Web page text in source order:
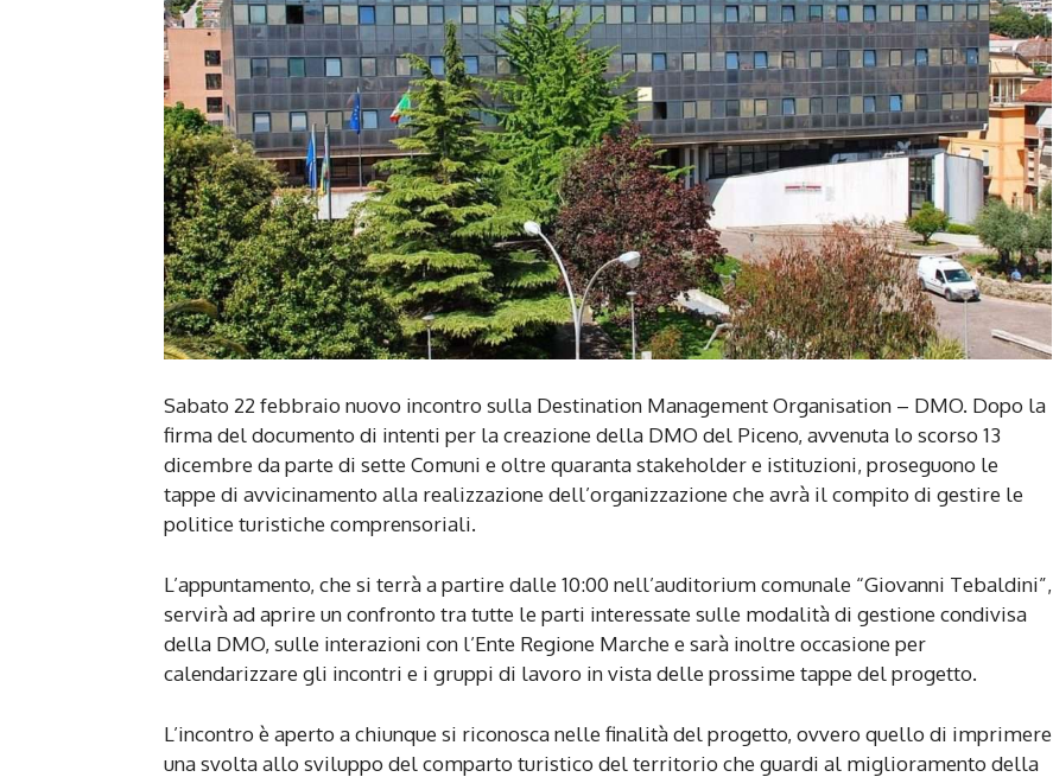
Sabato 22 febbraio nuovo incontro sulla Destination Management Organisation – DMO. Dopo la
firma del documento di intenti per la creazione della DMO del Piceno, avvenuta lo scorso 13
dicembre da parte di sette Comuni e oltre quaranta stakeholder e istituzioni, proseguono le
tappe di avvicinamento alla realizzazione dell’organizzazione che avrà il compito di gestire le
politice turistiche comprensoriali.
L’appuntamento, che si terrà a partire dalle 10:00 nell’auditorium comunale “Giovanni Tebaldini”,
servirà ad aprire un confronto tra tutte le parti interessate sulle modalità di gestione condivisa
della DMO, sulle interazioni con l’Ente Regione Marche e sarà inoltre occasione per
calendarizzare gli incontri e i gruppi di lavoro in vista delle prossime tappe del progetto.
L’incontro è aperto a chiunque si riconosca nelle finalità del progetto, ovvero quello di imprimere
una svolta allo sviluppo del comparto turistico del territorio che guardi al miglioramento della